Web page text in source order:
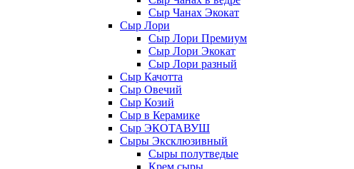
Сыр Чанах Экокат
Сыр Лори
Сыр Лори Премиум
Сыр Лори Экокат
Сыр Лори разный
Сыр Качотта
Сыр Овечий
Сыр Козий
Сыр в Керамике
Сыр ЭКОТАВУШ
Сыры Эксклюзивный
Сыры полутведые
Крем сыры